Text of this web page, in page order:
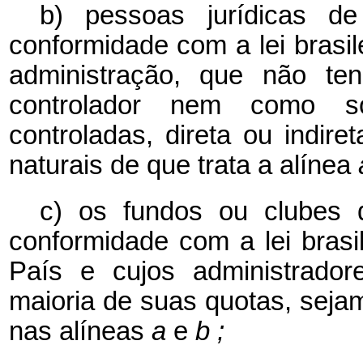
b) pessoas jurídicas
conformidade com a lei
administração, que não
controlador nem como
controladas, direta ou
naturais de que trata a alínea
c) os fundos ou clubes
conformidade com a lei
País e cujos
maioria de suas quotas,
nas alíneas a e b ;